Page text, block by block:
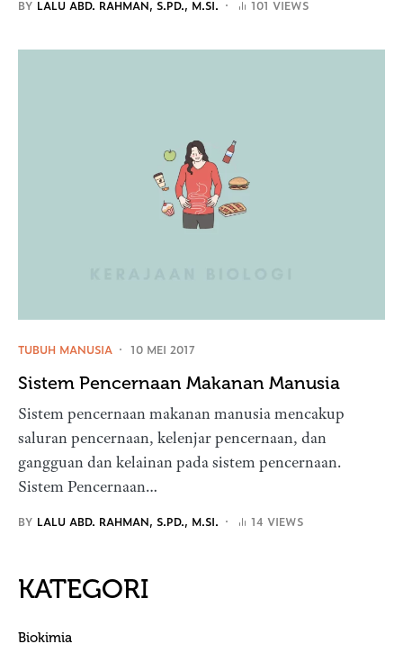
BY LALU ABD. RAHMAN, S.PD., M.SI. 101 VIEWS
TUBUH MANUSIA 10 MEI 2017
Sistem Pencernaan Makanan Manusia
Sistem pencernaan makanan manusia mencakup
saluran pencernaan, kelenjar pencernaan, dan
gangguan dan kelainan pada sistem pencernaan.
Sistem Pencernaan…
BY LALU ABD. RAHMAN, S.PD., M.SI. 14 VIEWS
KATEGORI
Biokimia